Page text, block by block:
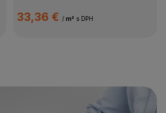
33,36 € / m² s DPH